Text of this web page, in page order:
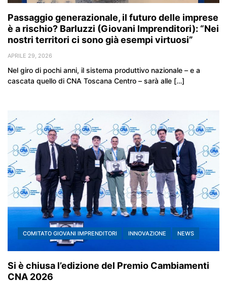
Passaggio generazionale, il futuro delle imprese
è a rischio? Barluzzi (Giovani Imprenditori): “Nei
nostri territori ci sono già esempi virtuosi”
APRILE 29, 2026
Nel giro di pochi anni, il sistema produttivo nazionale – e a
cascata quello di CNA Toscana Centro – sarà alle […]
COMITATO GIOVANI IMPRENDITORI INNOVAZIONE NEWS
Si è chiusa l’edizione del Premio Cambiamenti
CNA 2026